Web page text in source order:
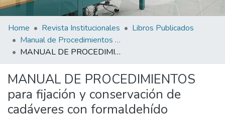
Home Revista Institucionales
Libros Publicados
Manual de Procedimientos para fijación y conservación de cadáveres con formaldehído
MANUAL DE PROCEDIMIENTOS para fijación y conservación de cadáveres con formaldehído
MANUAL DE PROCEDIMIENTOS
para fijación y conservación de
cadáveres con formaldehído